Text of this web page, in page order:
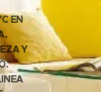
EN
Y